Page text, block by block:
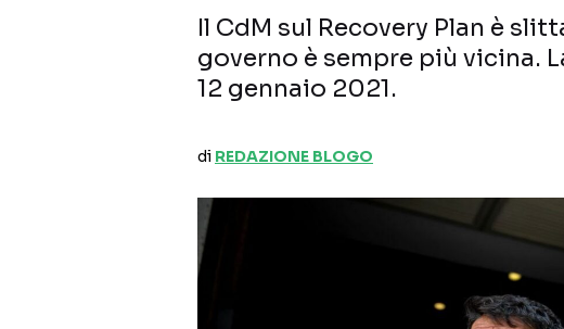
Il CdM sul Recovery Plan è
governo è sempre più vicina.
12 gennaio 2021.
di REDAZIONE BLOGO